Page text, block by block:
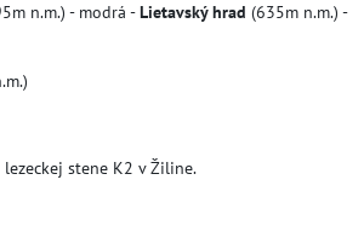
n.m.) - modrá -Lietavský hrad (635m n.m.) -
stene K2 v Žiline.